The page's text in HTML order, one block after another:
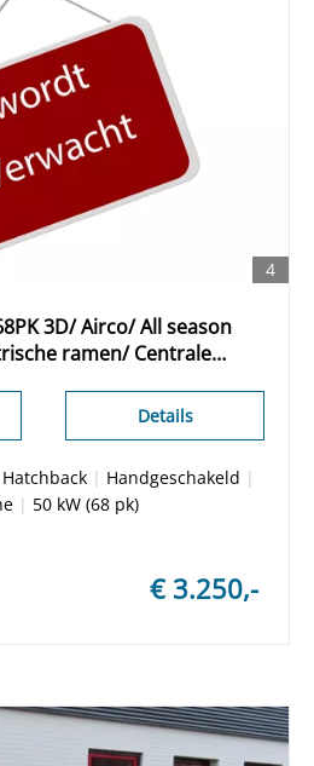
4
3D/ Airco/ All season
ramen/ Centrale
Details
Hatchback| Handgeschakeld |
| 50 kW (68 pk)
€ 3.250,-